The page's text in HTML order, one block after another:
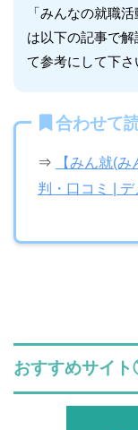
「みんなの就職
は以下の記事で
て参考にして下さ
合わせて
⇒
【みん就(
判・口コミ |
おすすめサイ